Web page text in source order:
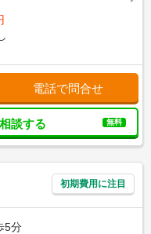
電話で問合せ
談する 無料
初期費用に注目
5分